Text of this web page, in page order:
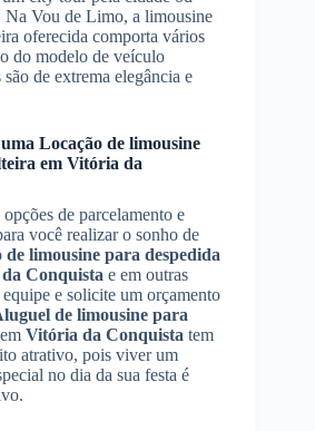
Na Vou de Limo, a limousine
oferecida comporta vários
do modelo de veículo
de extrema elegância e
Locação de limousine
em Vitória da
de parcelamento e
você realizar o sonho de
de limousine para despedida
Conquista e em outras
e solicite um orçamento
de limousine para
em Vitória da Conquista tem
atrativo, pois viver um
no dia da sua festa é